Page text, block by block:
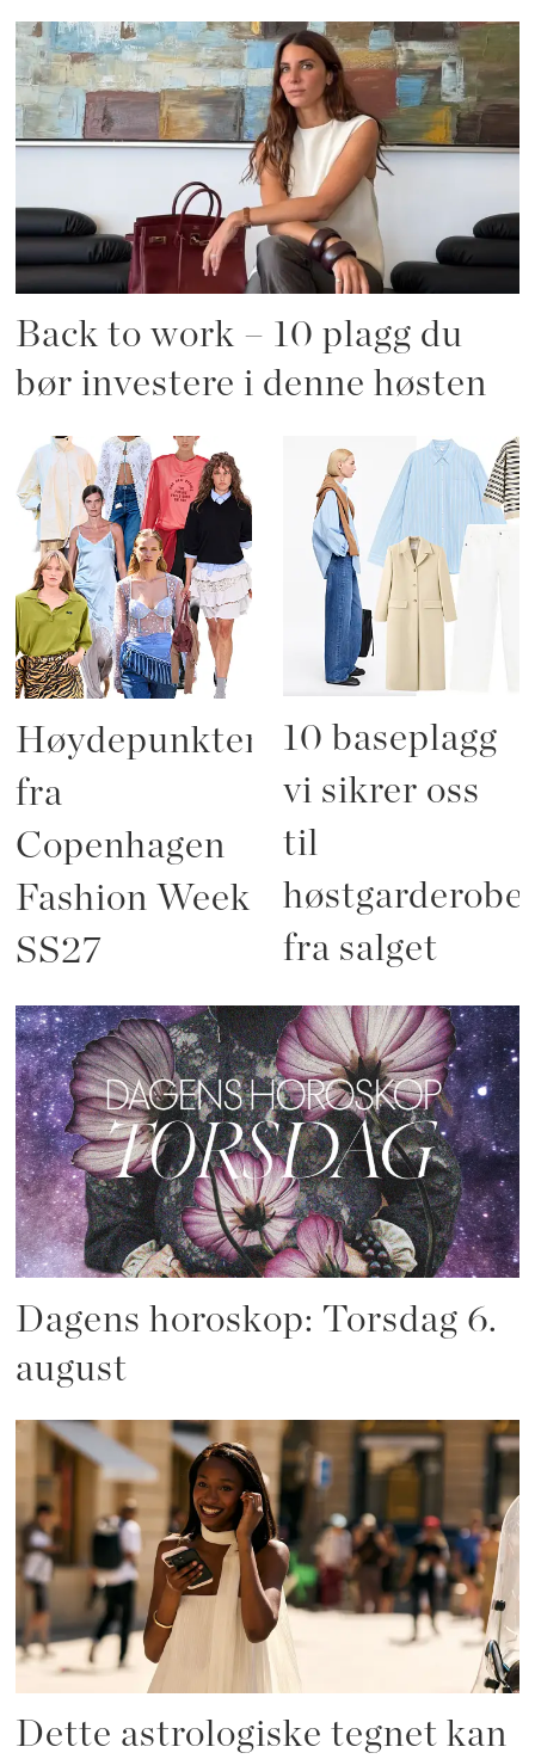
Back to work – 10 plagg du
bør investere i denne høsten
Høydepunktene
fra
Copenhagen
Fashion Week
SS27
10 baseplagg
vi sikrer oss
til
fra salget
Dagens horoskop: Torsdag 6.
august
Dette astrologiske tegnet kan